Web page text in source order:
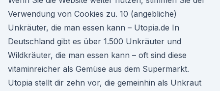
Verwendung von Cookies zu. 10 (angebliche)
Unkräuter, die man essen kann – Utopia.de In
Deutschland gibt es über 1.500 Unkräuter und
Wildkräuter, die man essen kann – oft sind diese
vitaminreicher als Gemüse aus dem Supermarkt.
Utopia stellt dir zehn vor, die gemeinhin als Unkraut